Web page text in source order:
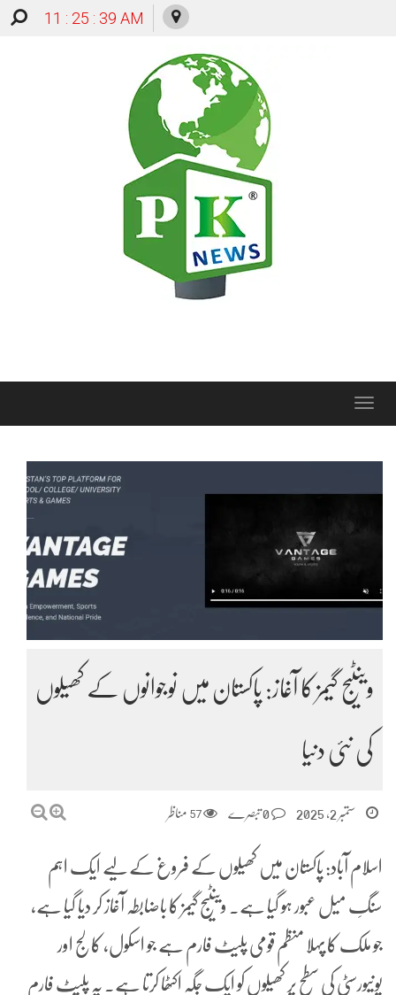
11 : 25 : 40 AM
Toggle
وینٹیج گیمز کا آغاز: پاکستان میں نوجوانوں کے کھیلوں
کی نئی دنیا
ستمبر 2, 2025 57 مناظر
اسلام آباد: پاکستان میں کھیلوں کے فروغ کے لیے ایک اہم
سنگِ میل عبور ہو گیا ہے۔ وینٹیج گیمز کا باضابطہ آغاز کر دیا گیا ہے،
جو ملک کا پہلا منظم قومی پلیٹ فارم ہے جو اسکول، کالج اور
یونیورسٹی کی سطح پر کھیلوں کو ایک جگہ اکٹھا کرتا ہے۔ یہ پلیٹ فارم